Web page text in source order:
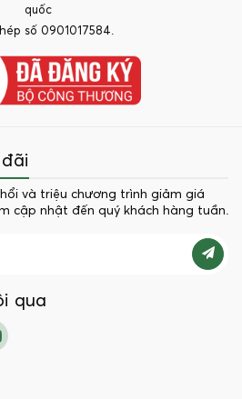
quốc
số 0901017584.
và triệu chương trình giảm giá
cập nhật đến quý khách hàng tuần.
qua